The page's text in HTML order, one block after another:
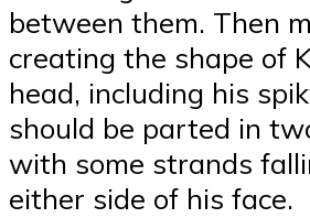
between them. Then
creating the shape of
head, including his
should be parted in
with some strands
either side of his face.